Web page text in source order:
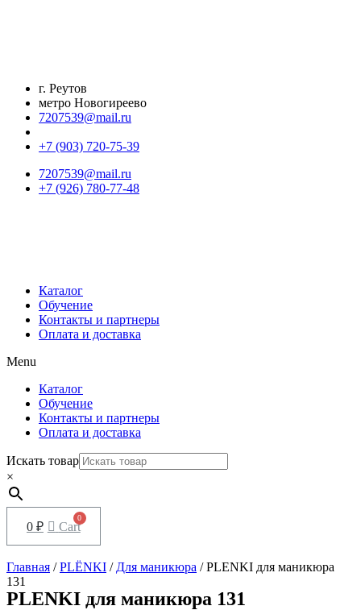
г. Реутов
метро Новогиреево
7207539@mail.ru
+7 (903) 720-75-39
7207539@mail.ru
+7 (926) 780-77-48
Каталог
Обучение
Контакты и партнеры
Оплата и доставка
Menu
Каталог
Обучение
Контакты и партнеры
Оплата и доставка
Искать товар
×
0 ₽ Cart
Главная /PLЁNKI / Для маникюра / PLENKI для маникюра
131
PLENKI для маникюра 131